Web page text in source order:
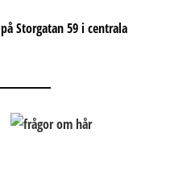
på Storgatan 59 i centrala